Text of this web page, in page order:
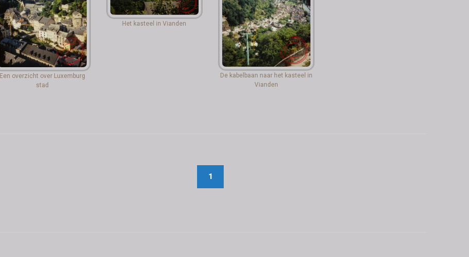
Een overzicht over Luxemburg
stad
Het kasteel in Vianden
De kabelbaan naar het kasteel in
Vianden
1